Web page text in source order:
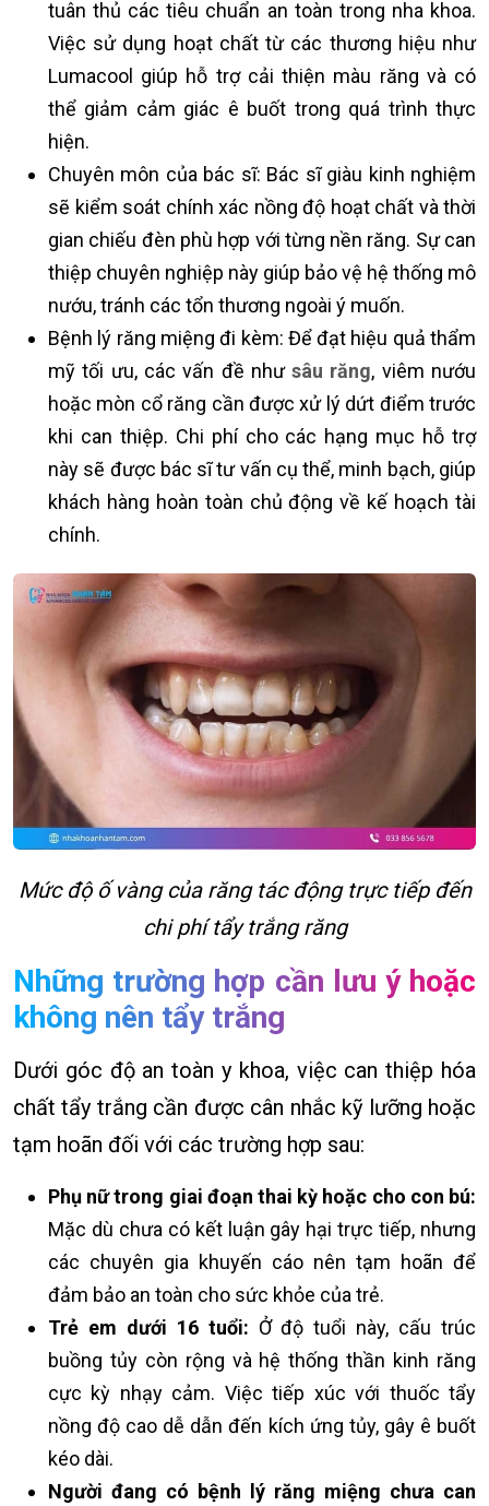
tuân thủ các tiêu chuẩn an toàn trong nha khoa.
Việc sử dụng hoạt chất từ các thương hiệu như
Lumacool giúp hỗ trợ cải thiện màu răng và có
thể giảm cảm giác ê buốt trong quá trình thực
hiện.
Chuyên môn của bác sĩ: Bác sĩ giàu kinh nghiệm
sẽ kiểm soát chính xác nồng độ hoạt chất và thời
gian chiếu đèn phù hợp với từng nền răng. Sự can
thiệp chuyên nghiệp này giúp bảo vệ hệ thống mô
nướu, tránh các tổn thương ngoài ý muốn.
Bệnh lý răng miệng đi kèm: Để đạt hiệu quả thẩm
mỹ tối ưu, các vấn đề nhưsâu răng, viêm nướu
hoặc mòn cổ răng cần được xử lý dứt điểm trước
khi can thiệp. Chi phí cho các hạng mục hỗ trợ
này sẽ được bác sĩ tư vấn cụ thể, minh bạch, giúp
khách hàng hoàn toàn chủ động về kế hoạch tài
chính.
Mức độ ố vàng của răng tác động trực tiếp đến
chi phí tẩy trắng răng
Những trường hợp cần lưu ý hoặc
không nên tẩy trắng
Dưới góc độ an toàn y khoa, việc can thiệp hóa
chất tẩy trắng cần được cân nhắc kỹ lưỡng hoặc
tạm hoãn đối với các trường hợp sau:
Phụ nữ trong giai đoạn thai kỳ hoặc cho con bú:
Mặc dù chưa có kết luận gây hại trực tiếp, nhưng
các chuyên gia khuyến cáo nên tạm hoãn để
đảm bảo an toàn cho sức khỏe của trẻ.
Trẻ em dưới 16 tuổi: Ở độ tuổi này, cấu trúc
buồng tủy còn rộng và hệ thống thần kinh răng
cực kỳ nhạy cảm. Việc tiếp xúc với thuốc tẩy
nồng độ cao dễ dẫn đến kích ứng tủy, gây ê buốt
kéo dài.
Người đang có bệnh lý răng miệng chưa can